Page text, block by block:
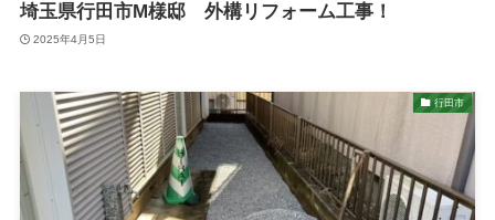
埼玉県行田市M様邸 外構リフォーム工事！
2025年4月5日
行田市